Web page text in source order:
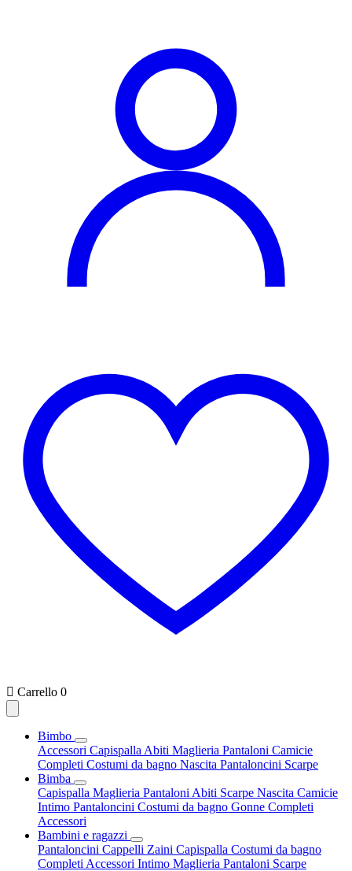
 Carrello 0
Bimbo
Accessori Capispalla Abiti Maglieria Pantaloni Camicie
Completi Costumi da bagno Nascita Pantaloncini Scarpe
Bimba
Capispalla Maglieria Pantaloni Abiti Scarpe Nascita Camicie
Intimo Pantaloncini Costumi da bagno Gonne Completi
Accessori
Bambini e ragazzi
Pantaloncini Cappelli Zaini Capispalla Costumi da bagno
Completi Accessori Intimo Maglieria Pantaloni Scarpe